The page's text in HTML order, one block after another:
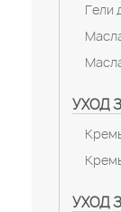
Гели
УХОД
УХОД